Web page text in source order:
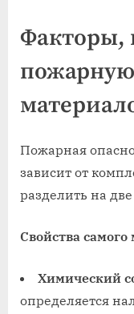
Факторы,
Пожарная
зависит от
разделить на
Свойства самого
Химический
определяется